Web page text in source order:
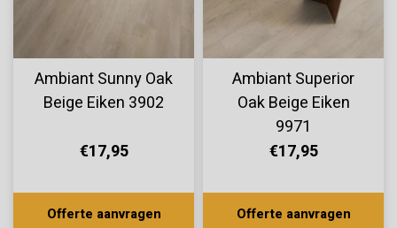
Ambiant Sunny Oak
Beige Eiken 3902
€17,95
Offerte aanvragen
Ambiant Superior
Oak Beige Eiken
9971
€17,95
Offerte aanvragen